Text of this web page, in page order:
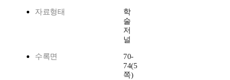
자료형태
학
술
저
널
수록면
70-
74(5
쪽)